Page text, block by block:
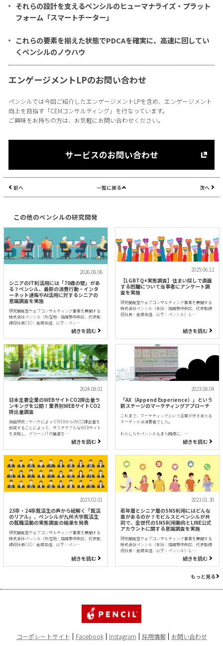
それらの設計を支えるペンシルのヒューマナライズ・プラット
フォーム「スマートチーター」
これらの要素を揃えた状態でPDCAを確実に、高速に回してい
くペンシルのノウハウ
エンゲージメントLPのお問い合わせ
ペンシルでは今回ご紹介したエンゲージメントLPを含め、エンゲージメント
向上を目指す「CEMコンサルティング」を行なっています。
ご興味をお持ちの方は、お気軽にお問い合わせください。
サービスのお問い合わせ
前へ 一覧に戻る 次へ
この他のペンシルの研究開発
2026.08.06
シニアのIT利活用には「70歳の壁」があ
る？ペンシル、最新の消費行動・インタ
ーネット通販やAI活用に対するシニアの
意識調査を実施
研究開発型ウェブコンサルティング事業を展開する
株式会社ペンシル（所在地：福岡市中央区、代表取
締役社長CEO：倉橋美佳、以下：ペン…
続きを読む
2025.06.12
【LGBTQ+実態調査】住まい探しで直面
する困難について当事者にアンケート調
査を実施
研究開発型ウェブコンサルティング事業を展開する
株式会社ペンシル（本社：福岡市中央区、代表取締
役社長：倉橋美佳、以下：ペンシル）と…
続きを読む
2024.08.01
日本主要企業のWEBサイトCO2排出量ラ
ンキングを公開！業界別WEBサイトCO2
排出量調査
独自研究ノウハウによってWEBからのCO2排出量を
削減することによって、サステナブルなWEBサイト
を実現し、グリーンITの推進を…
続きを読む
2023.08.04
「AX（Append Experience）」という
新ステージのマーケティングアプローチ
これまで、マーケティングという言葉が示す主たる
ターゲットは消費者でした。
わたしたちペンシルもまた同様に、…
続きを読む
2023.02.01
23卒・24卒就活生の声から紐解く「就活
のリアル」、ペンシルが九州大学就活生
の就職活動の実態調査の結果を発表
研究開発型ウェブコンサルティング事業を展開する
株式会社ペンシル（所在地：福岡市中央区、代表取
締役社長CEO：倉橋美佳、以下：ペン…
続きを読む
2023.01.30
若年層とシニア層のSNS利用にはどんな
差があるのか？モビルスとペンシルが共
同で、全世代のSNS利用動向とLINE公式
アカウントに関する意識調査を実施
研究開発型ウェブコンサルティング事業を展開する
株式会社ペンシル（本社：福岡市中央区、代表取締
役社長：倉橋美佳、以下：ペンシル）と…
続きを読む
もっと見る
コーポレートサイト Facebook Instagram 採用情報 お問い合わせ